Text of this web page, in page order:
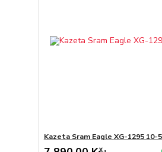
Kazeta Sram Eagle XG-1295 10-